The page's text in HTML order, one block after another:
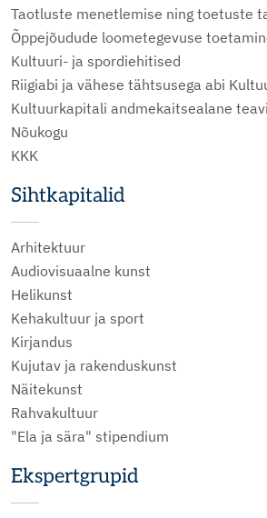
Taotluste menetlemise ning toetuste
Õppejõudude loometegevuse
Kultuuri- ja spordiehitised
Riigiabi ja vähese tähtsusega abi
Kultuurkapitali andmekaitsealane
Nõukogu
KKK
Sihtkapitalid
Arhitektuur
Audiovisuaalne kunst
Helikunst
Kehakultuur ja sport
Kirjandus
Kujutav ja rakenduskunst
Näitekunst
Rahvakultuur
"Ela ja sära" stipendium
Ekspertgrupid